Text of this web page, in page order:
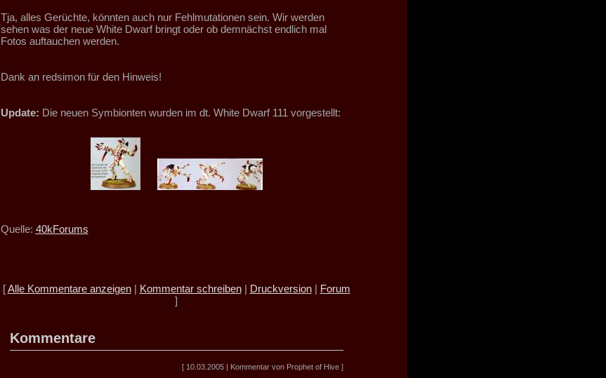
Tja, alles Gerüchte, könnten auch nur Fehlmutationen sein. Wir werden
sehen was der neue White Dwarf bringt oder ob demnächst endlich mal
Fotos auftauchen werden.
Dank an redsimon für den Hinweis!
Update: Die neuen Symbionten wurden im dt. White Dwarf 111 vorgestellt:
Quelle: 40kForums
[Alle Kommentare anzeigen| Kommentar schreiben| Druckversion| Forum
]
Kommentare
[ 10.03.2005 | Kommentar von Prophet of Hive ]